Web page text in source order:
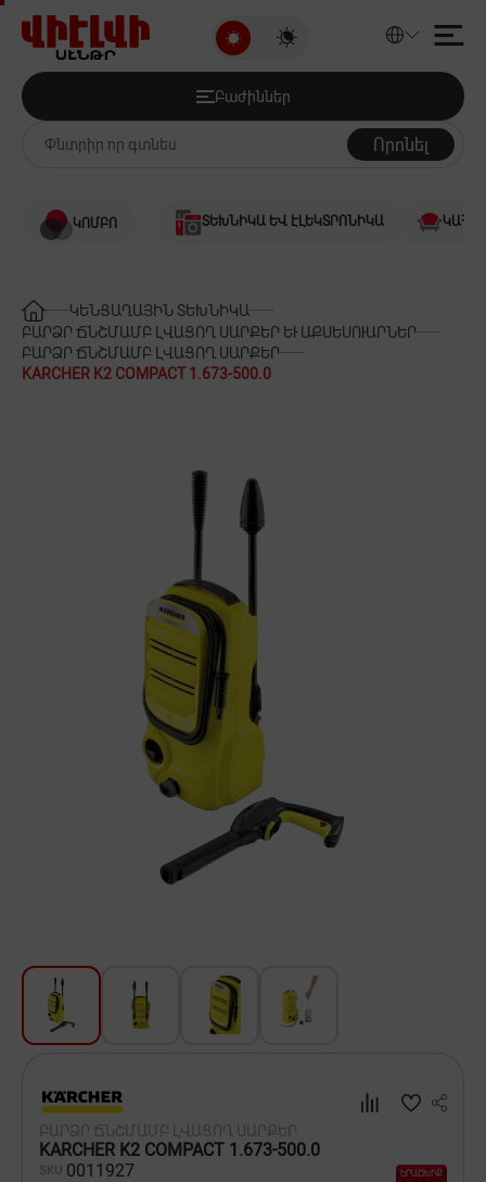
KARCHER K2 COMPACT 1.673-
Բաժիններ
Աուդիո և վիդեո
Սմարթֆոններ և Հեռախոսներ
Ջեռուցում և Հովացում
Կենցաղային տեխնիկա
Խոհանոցի համար
Գեղեցկություն և խնամք
Ավտոմեքենաների աուդիոտեխնիկա
Գործիքներ
Սանկերամիկա
Սպասք
Տնտեսական ապրանքներ
Ինքնագնացներ և ինքնագլորներ
Բաժիններ
Որոնել
ԿՈՄԲՈ ՏԵԽՆԻԿԱ ԵՎ ԷԼԵԿՏՐՈՆԻԿԱ
ԿԵՆՑԱՂԱՅԻՆ ՏԵԽՆԻԿԱ
ԲԱՐՁՐ ՃՆՇՄԱՄԲ ԼՎԱՑՈՂ ՍԱՐՔԵՐ ԵՒ ԱՔՍԵՍՈՒԱՐՆԵՐ
ԲԱՐՁՐ ՃՆՇՄԱՄԲ ԼՎԱՑՈՂ ՍԱՐՔԵՐ
KARCHER K2 COMPACT 1.673-500.0
ԲԱՐՁՐ ՃՆՇՄԱՄԲ ԼՎԱՑՈՂ ՍԱՐՔԵՐ
KARCHER K2 COMPACT 1.673-500.0
SKU 0011927 ԵՐԱՇԽԻՔ